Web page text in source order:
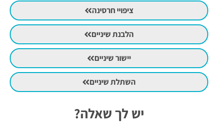
ציפויי חרסינה
הלבנת שיניים
יישור שיניים
השתלת שיניים
יש לך שאלה?